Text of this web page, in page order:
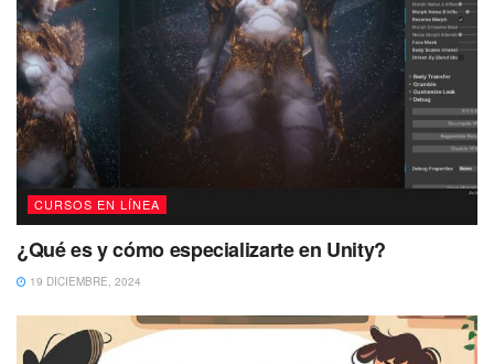
CURSOS EN LÍNEA
¿Qué es y cómo especializarte en Unity?
19 DICIEMBRE, 2024